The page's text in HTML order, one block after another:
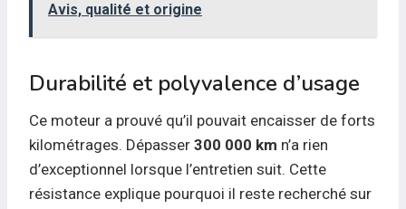
Avis, qualité et origine
Durabilité et polyvalence d’usage
Ce moteur a prouvé qu’il pouvait encaisser de forts
kilométrages. Dépasser 300 000 km n’a rien
d’exceptionnel lorsque l’entretien suit. Cette
résistance explique pourquoi il reste recherché sur